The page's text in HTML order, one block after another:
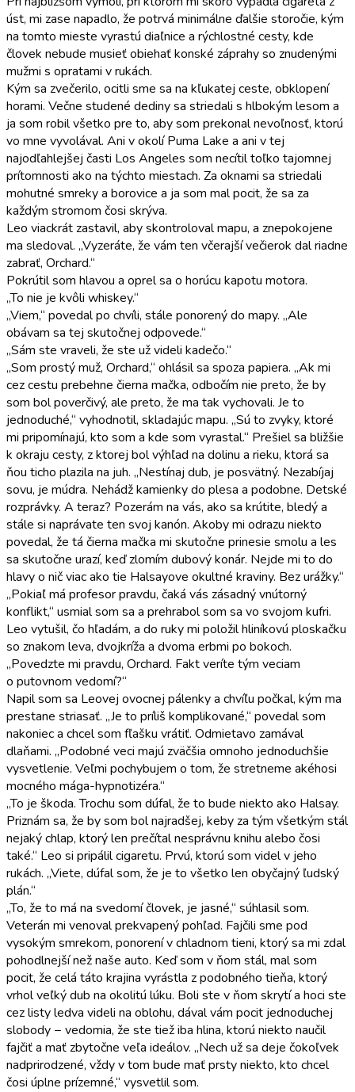
úst, mi zase napadlo, že potrvá minimálne ďalšie storočie, kým
na tomto mieste vyrastú diaľnice a rýchlostné cesty, kde
človek nebude musieť obiehať konské záprahy so znudenými
mužmi s opratami v rukách.
Kým sa zvečerilo, ocitli sme sa na kľukatej ceste, obklopení
horami. Večne studené dediny sa striedali s hlbokým lesom a
ja som robil všetko pre to, aby som prekonal nevoľnosť, ktorú
vo mne vyvolával. Ani v okolí Puma Lake a ani v tej
najodľahlejšej časti Los Angeles som necítil toľko tajomnej
prítomnosti ako na týchto miestach. Za oknami sa striedali
mohutné smreky a borovice a ja som mal pocit, že sa za
každým stromom čosi skrýva.
Leo viackrát zastavil, aby skontroloval mapu, a znepokojene
ma sledoval. „Vyzeráte, že vám ten včerajší večierok dal riadne
zabrať, Orchard.“
Pokrútil som hlavou a oprel sa o horúcu kapotu motora.
„To nie je kvôli whiskey.“
„Viem,“ povedal po chvíli, stále ponorený do mapy. „Ale
obávam sa tej skutočnej odpovede.“
„Sám ste vraveli, že ste už videli kadečo.“
„Som prostý muž, Orchard,“ ohlásil sa spoza papiera. „Ak mi
cez cestu prebehne čierna mačka, odbočím nie preto, že by
som bol poverčivý, ale preto, že ma tak vychovali. Je to
jednoduché,“ vyhodnotil, skladajúc mapu. „Sú to zvyky, ktoré
mi pripomínajú, kto som a kde som vyrastal.“ Prešiel sa bližšie
k okraju cesty, z ktorej bol výhľad na dolinu a rieku, ktorá sa
ňou ticho plazila na juh. „Nestínaj dub, je posvätný. Nezabíjaj
sovu, je múdra. Nehádž kamienky do plesa a podobne. Detské
rozprávky. A teraz? Pozerám na vás, ako sa krútite, bledý a
stále si naprávate ten svoj kanón. Akoby mi odrazu niekto
povedal, že tá čierna mačka mi skutočne prinesie smolu a les
sa skutočne urazí, keď zlomím dubový konár. Nejde mi to do
hlavy o nič viac ako tie Halsayove okultné kraviny. Bez urážky.“
„Pokiaľ má profesor pravdu, čaká vás zásadný vnútorný
konflikt,“ usmial som sa a prehrabol som sa vo svojom kufri.
Leo vytušil, čo hľadám, a do ruky mi položil hliníkovú ploskačku
so znakom leva, dvojkríža a dvoma erbmi po bokoch.
„Povedzte mi pravdu, Orchard. Fakt veríte tým veciam
o putovnom vedomí?“
Napil som sa Leovej ovocnej pálenky a chvíľu počkal, kým ma
prestane striasať. „Je to príliš komplikované,“ povedal som
nakoniec a chcel som fľašku vrátiť. Odmietavo zamával
dlaňami. „Podobné veci majú zväčšia omnoho jednoduchšie
vysvetlenie. Veľmi pochybujem o tom, že stretneme akéhosi
mocného mága-hypnotizéra.“
„To je škoda. Trochu som dúfal, že to bude niekto ako Halsay.
Priznám sa, že by som bol najradšej, keby za tým všetkým stál
nejaký chlap, ktorý len prečítal nesprávnu knihu alebo čosi
také.“ Leo si pripálil cigaretu. Prvú, ktorú som videl v jeho
rukách. „Viete, dúfal som, že je to všetko len obyčajný ľudský
plán.“
„To, že to má na svedomí človek, je jasné,“ súhlasil som.
Veterán mi venoval prekvapený pohľad. Fajčili sme pod
vysokým smrekom, ponorení v chladnom tieni, ktorý sa mi zdal
pohodlnejší než naše auto. Keď som v ňom stál, mal som
pocit, že celá táto krajina vyrástla z podobného tieňa, ktorý
vrhol veľký dub na okolitú lúku. Boli ste v ňom skrytí a hoci ste
cez listy ledva videli na oblohu, dával vám pocit jednoduchej
slobody − vedomia, že ste tiež iba hlina, ktorú niekto naučil
fajčiť a mať zbytočne veľa ideálov. „Nech už sa deje čokoľvek
nadprirodzené, vždy v tom bude mať prsty niekto, kto chcel
čosi úplne prízemné,“ vysvetlil som.